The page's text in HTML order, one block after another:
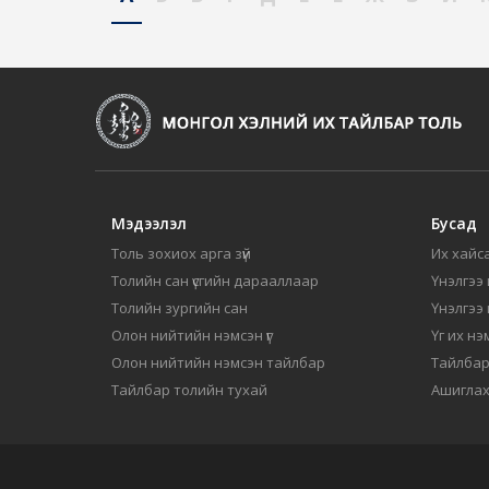
Мэдээлэл
Толь зохиох арга зүй
Толийн сан үсгийн дарааллаар
Толийн зургийн сан
Олон нийтийн нэмсэн үг
Олон нийтийн нэмсэн тайлбар
Тайлбар толийн тухай
Бусад
Их
Үнэлгээ
Үг их